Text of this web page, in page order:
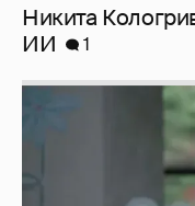
Певица
эротического